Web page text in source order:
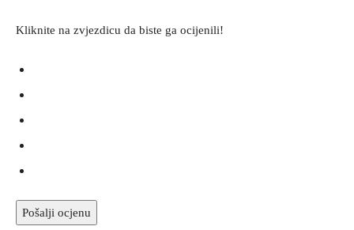
Kliknite na zvjezdicu da biste ga ocijenili!
Pošalji ocjenu